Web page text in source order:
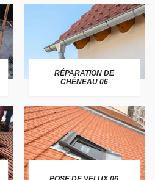
RÉPARATION DE
CHÉNEAU 06